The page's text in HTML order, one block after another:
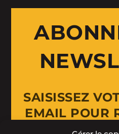
SAISISSEZ
EMAIL POUR